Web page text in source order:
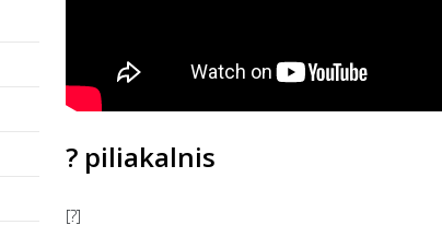
? piliakalnis
[?]